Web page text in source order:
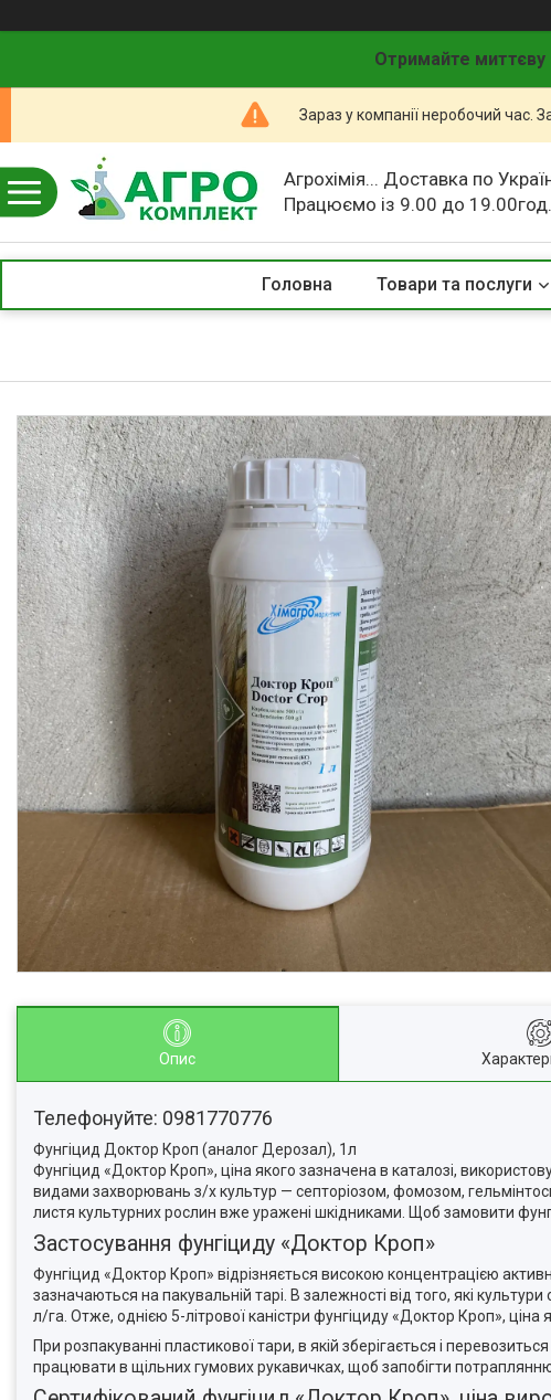
Отримайте
Зараз у компанії неробочий час.
Агрохімія... Доставка по
Працюємо із 9.00 до 19.00год.
Головна Товари та послуги
Опис
Телефонуйте: 0981770776
Фунгіцид Доктор Кроп (аналог Дерозал), 1л
Фунгіцид «Доктор Кроп», ціна якого зазначена в каталозі,
видами захворювань з/х культур — септоріозом, фомозом,
листя культурних рослин вже уражені шкідниками. Щоб замовити
Застосування фунгіциду «Доктор Кроп»
Фунгіцид «Доктор Кроп» відрізняється високою концентрацією
зазначаються на пакувальній тарі. В залежності від того, які
л/га. Отже, однією 5-літрової каністри фунгіциду «Доктор Кроп»,
При розпакуванні пластикової тари, в якій зберігається і
працювати в щільних гумових рукавичках, щоб запобігти потраплянню